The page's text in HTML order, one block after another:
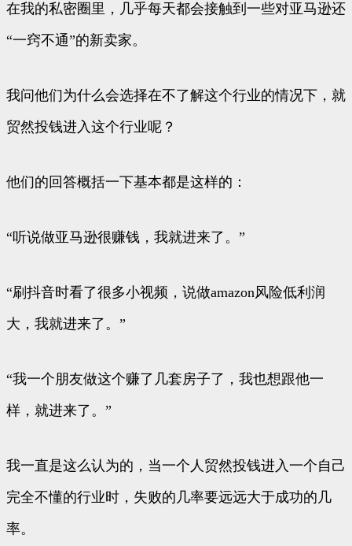
在我的私密圈里，几乎每天都会接触到一些对亚马逊还
“一窍不通”的新卖家。
我问他们为什么会选择在不了解这个行业的情况下，就
贸然投钱进入这个行业呢？
他们的回答概括一下基本都是这样的：
“听说做亚马逊很赚钱，我就进来了。”
“刷抖音时看了很多小视频，说做amazon风险低利润
大，我就进来了。”
“我一个朋友做这个赚了几套房子了，我也想跟他一
样，就进来了。”
我一直是这么认为的，当一个人贸然投钱进入一个自己
完全不懂的行业时，失败的几率要远远大于成功的几
率。